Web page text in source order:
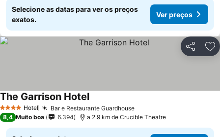
Selecione as datas para ver os preços
exatos.
Ver preços
Partilhar
4 EstrelasHotel Bar e Restaurante GuardhouseVer preços
The Garrison HotelVer preços
8,4 Muito boa 6.394 a 2.9 km de Crucible Theatre